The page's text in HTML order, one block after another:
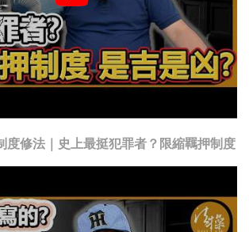
度修法｜史上最挺犯罪者？限縮羈押制度